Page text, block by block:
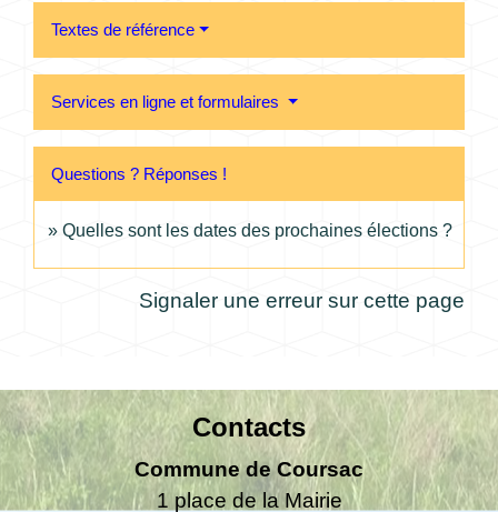
Textes de référence
Services en ligne et formulaires
Questions ? Réponses !
Quelles sont les dates des prochaines élections ?
Signaler une erreur sur cette page
Contacts
Commune de Coursac
1 place de la Mairie